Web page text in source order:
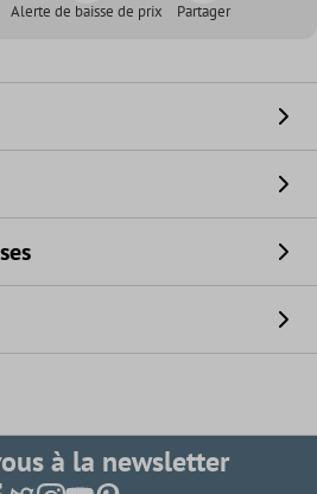
Alerte de baisse de prix Partager
à la newsletter